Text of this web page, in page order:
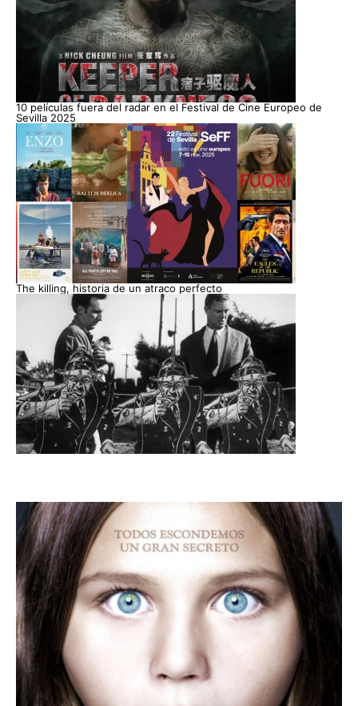
10 películas fuera del radar en el Festival de Cine Europeo de
Sevilla 2025
The killing, historia de un atraco perfecto